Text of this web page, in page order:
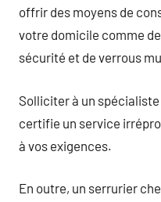
offrir des moyens de
votre domicile comme
sécurité et de verrous
Solliciter à un
certifie un service
à vos exigences.
En outre, un serrurier